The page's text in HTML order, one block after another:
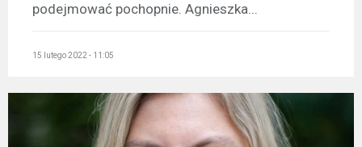
podejmować pochopnie. Agnieszka...
15 lutego 2022 - 11:05